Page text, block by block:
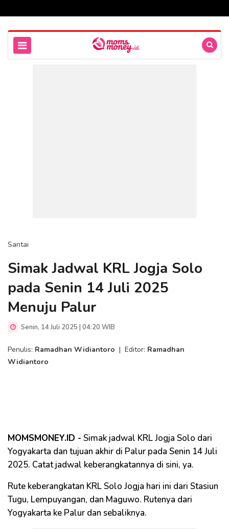
Santai
Simak Jadwal KRL Jogja Solo
pada Senin 14 Juli 2025
Menuju Palur
Senin, 14 Juli 2025 | 04:20 WIB
Penulis: Ramadhan Widiantoro | Editor: Ramadhan
Widiantoro
MOMSMONEY.ID - Simak jadwal KRL Jogja Solo dari
Yogyakarta dan tujuan akhir di Palur pada Senin 14 Juli
2025. Catat jadwal keberangkatannya di sini, ya.
Rute keberangkatan KRL Solo Jogja hari ini dari Stasiun
Tugu, Lempuyangan, dan Maguwo. Rutenya dari
Yogyakarta ke Palur dan sebaliknya.